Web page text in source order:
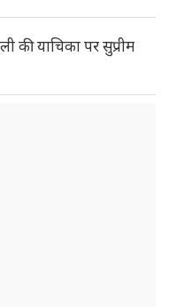
की याचिका पर सुप्रीम